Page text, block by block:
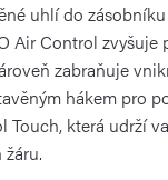
uhlí do
Air Control
zabraňuje
hákem pro
která udrží